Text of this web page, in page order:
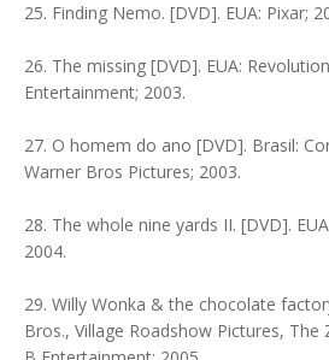
25. Finding Nemo. [DVD]. EUA: Pixar;
26. The missing [DVD]. EUA:
Entertainment; 2003.
27. O homem do ano [DVD]. Brasil:
Warner Bros Pictures; 2003.
28. The whole nine yards II. [DVD].
2004.
29. Willy Wonka & the chocolate
Bros., Village Roadshow Pictures, The